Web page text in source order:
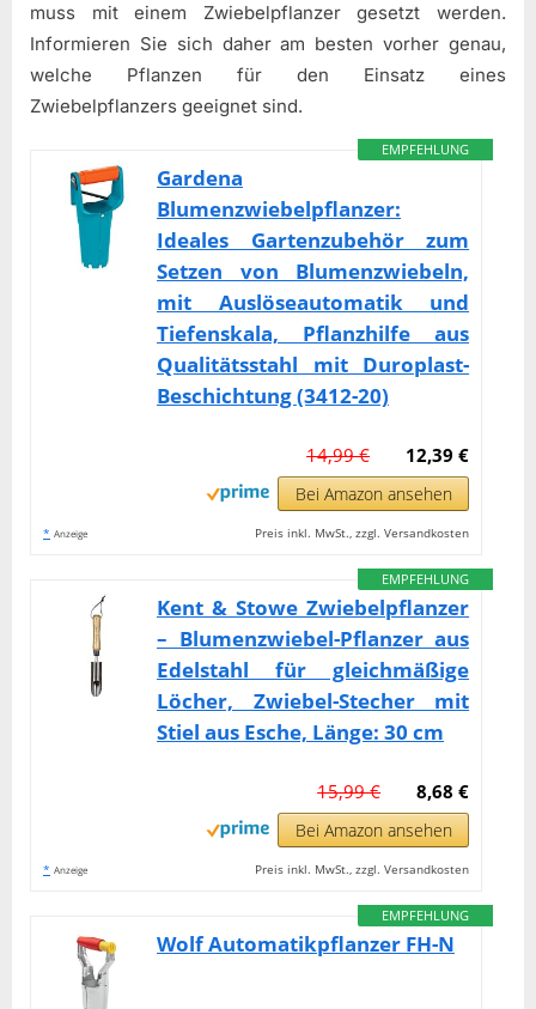
muss mit einem Zwiebelpflanzer gesetzt werden.
Informieren Sie sich daher am besten vorher genau,
welche Pflanzen für den Einsatz eines
Zwiebelpflanzers geeignet sind.
EMPFEHLUNG
Gardena
Blumenzwiebelpflanzer:
Ideales Gartenzubehör zum
Setzen von Blumenzwiebeln,
mit Auslöseautomatik und
Tiefenskala, Pflanzhilfe aus
Qualitätsstahl mit Duroplast-
Beschichtung (3412-20)
12,39 €
14,99 €
Bei Amazon ansehen
* Anzeige Preis inkl. MwSt., zzgl. Versandkosten
EMPFEHLUNG
Kent & Stowe Zwiebelpflanzer
– Blumenzwiebel-Pflanzer aus
Edelstahl für gleichmäßige
Löcher, Zwiebel-Stecher mit
Stiel aus Esche, Länge: 30 cm
8,68 €
15,99 €
Bei Amazon ansehen
* Anzeige Preis inkl. MwSt., zzgl. Versandkosten
EMPFEHLUNG
Wolf Automatikpflanzer FH-N